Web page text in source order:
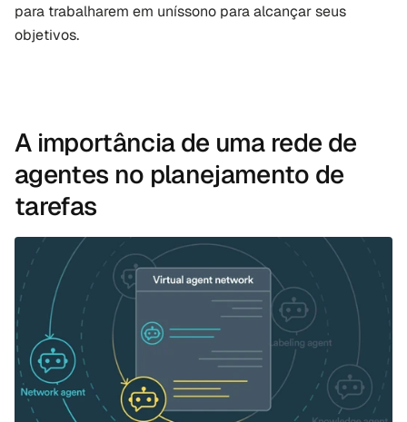
para trabalharem em uníssono para alcançar seus
objetivos.
A importância de uma rede de
agentes no planejamento de
tarefas